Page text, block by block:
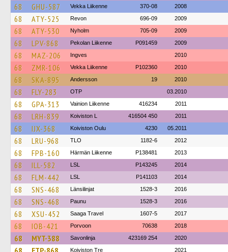
68 GHU-587 Vekka Liikenne 370-08 2008
68 ATY-525 Revon 696-09 2009
68 ATY-530 Nyholm 705-09 2009
68 LPV-868 Pekolan Liikenne P091459 2009
68 MAZ-206 Ingves 2010
68 ZMR-106 Vekka Liikenne P102360 2010
68 SKA-895 Andersson 19 2010
68 FLY-283 OTP 03.2010
68 GPA-313 Vainion Liikenne 416234 2011
68 LRH-839 Koiviston L 416504 450 2011
68 IJX-368 Koiviston Oulu 4230 05.2011
68 LRU-968 TLO 1182-6 2012
68 FPB-160 Härmän Liikenne P138481 2013
68 ILL-582 LSL P143245 2014
68 FLM-442 LSL P141103 2014
68 SNS-468 Länsilinjat 1528-3 2016
68 SNS-468 Paunu 1528-3 2016
68 XSU-452 Saaga Travel 1607-5 2017
68 IOB-421 Porvoon 70638 2018
68 MYT-388 Savonlinja 423169 254 2020
Koiviston Tre 2021